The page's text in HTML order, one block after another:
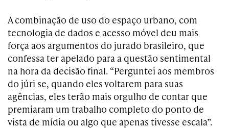
A combinação de uso do espaço urbano, com
tecnologia de dados e acesso móvel deu mais
força aos argumentos do jurado brasileiro, que
confessa ter apelado para a questão sentimental
na hora da decisão final. “Perguntei aos membros
do júri se, quando eles voltarem para suas
agências, eles terão mais orgulho de contar que
premiaram um trabalho completo do ponto de
vista de mídia ou algo que apenas tivesse escala”.